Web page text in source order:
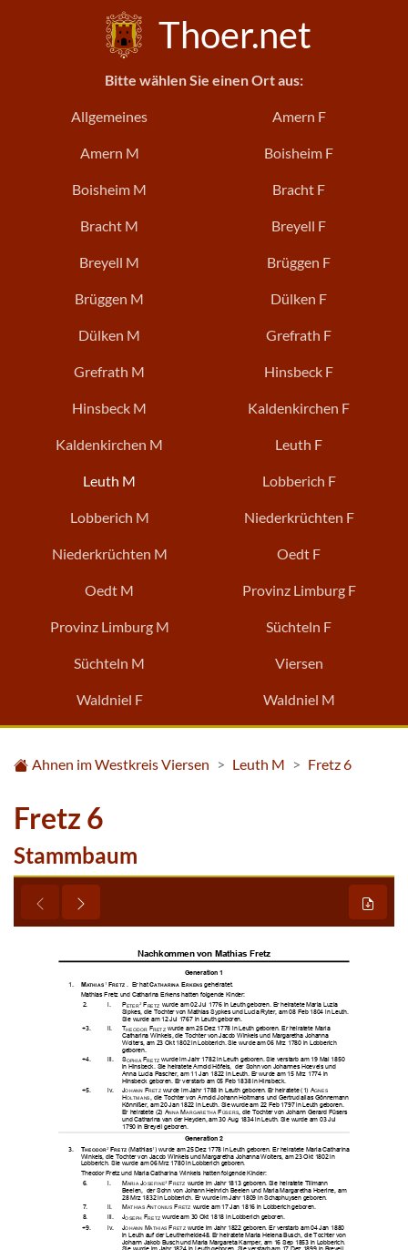
Thoer.net
Bitte wählen Sie einen Ort aus:
Allgemeines Amern F
Amern M Boisheim F
Boisheim M Bracht F
Bracht M Breyell F
Breyell M Brüggen F
Brüggen M Dülken F
Dülken M Grefrath F
Grefrath M Hinsbeck F
Hinsbeck M Kaldenkirchen F
Kaldenkirchen M Leuth F
Leuth M Lobberich F
Lobberich M Niederkrüchten F
Niederkrüchten M Oedt F
Oedt M Provinz Limburg F
Provinz Limburg M Süchteln F
Süchteln M Viersen
Waldniel F Waldniel M
Ahnen im Westkreis Viersen Leuth M Fretz 6
Fretz 6
Stammbaum


         


    

   




   




      
 


      




    




      


     
   


     


